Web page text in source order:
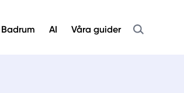
Badrum AI Våra guider